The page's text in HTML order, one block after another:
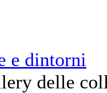
e dintorni
delle